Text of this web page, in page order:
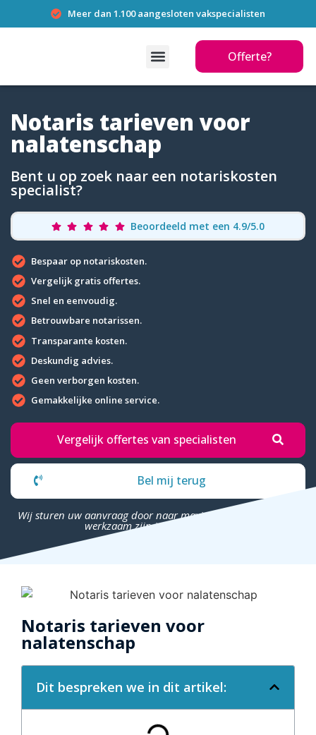
Meer dan 1.100 aangesloten vakspecialisten
Offerte?
Notaris tarieven voor
nalatenschap
Bent u op zoek naar een notariskosten
specialist?
Beoordeeld met een 4.9/5.0
Bespaar op notariskosten.
Vergelijk gratis offertes.
Snel en eenvoudig.
Betrouwbare notarissen.
Transparante kosten.
Deskundig advies.
Geen verborgen kosten.
Gemakkelijke online service.
Vergelijk offertes van specialisten
Bel mij terug
Wij sturen uw aanvraag door naar maximaal 4 bedrijven die
werkzaam zijn in uw omgeving.
Notaris tarieven voor
nalatenschap
Dit bespreken we in dit artikel: